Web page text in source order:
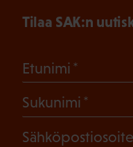
Tilaa SAK:n
Etunimi
Sukunimi
Sähköpostiosoite